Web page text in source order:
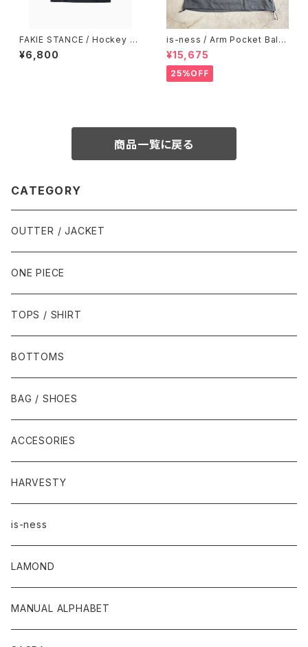
FAKIE STANCE / Hockey T
ee BLK
¥6,800
is-ness / Arm Pocket Ballo
on T-Shirt
¥15,675
25%OFF
商品一覧に戻る
CATEGORY
OUTTER / JACKET
ONE PIECE
TOPS / SHIRT
BOTTOMS
BAG / SHOES
ACCESORIES
HARVESTY
is-ness
LAMOND
MANUAL ALPHABET